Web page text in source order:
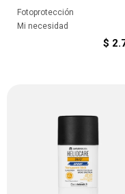
Fotoprotección
Mi necesidad
$